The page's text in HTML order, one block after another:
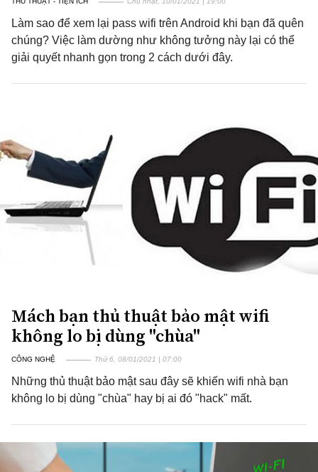
Làm sao để xem lại pass wifi trên Android khi bạn đã quên
chúng? Việc làm dường như không tưởng này lại có thể
giải quyết nhanh gọn trong 2 cách dưới đây.
Mách bạn thủ thuật bảo mật wifi
không lo bị dùng "chùa"
CÔNG NGHỆ Thứ 6, 08/01/2021 | 07:00
Những thủ thuật bảo mật sau đây sẽ khiến wifi nhà bạn
không lo bị dùng "chùa" hay bị ai đó "hack" mất.